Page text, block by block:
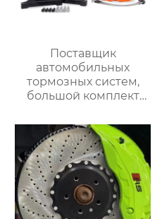
Поставщик
автомобильных
тормозных систем,
большой комплект
задний тормозной
суппорт gt4 4pot,
подходит для Toyota,
Audi, Honda,
Volkswagen, Infiniti